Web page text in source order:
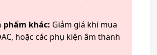
phẩm khác: Giảm giá khi mua
hoặc các phụ kiện âm thanh